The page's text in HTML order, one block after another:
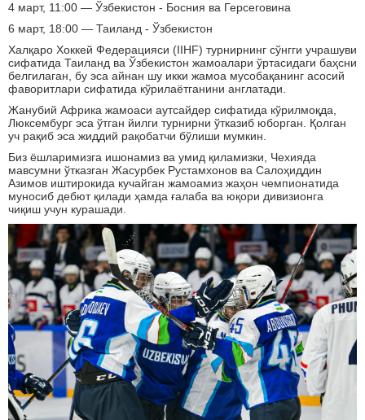
4 март, 11:00 — Ўзбекистон - Босния ва Герсеговина
6 март, 18:00 — Таиланд - Ўзбекистон
Халқаро Хоккей Федерацияси (IIHF) турнирнинг сўнгги учрашуви
сифатида Таиланд ва Ўзбекистон жамоалари ўртасидаги баҳсни
белгилаган, бу эса айнан шу икки жамоа мусобақанинг асосий
фаворитлари сифатида кўрилаётганини англатади.
Жанубий Африка жамоаси аутсайдер сифатида кўрилмоқда,
Люксембург эса ўтган йилги турнирни ўтказиб юборган. Қолган
уч рақиб эса жиддий рақобатчи бўлиши мумкин.
Биз ёшларимизга ишонамиз ва умид қиламизки, Чехияда
мавсумни ўтказган Жасурбек Рустамхонов ва Салоҳиддин
Азимов иштирокида кучайган жамоамиз жаҳон чемпионатида
муносиб дебют қилади ҳамда ғалаба ва юқори дивизионга
чиқиш учун курашади.